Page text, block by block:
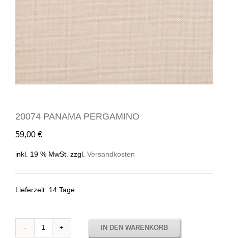
20074 PANAMA PERGAMINO
59,00 €
inkl. 19 % MwSt. zzgl. Versandkosten
Lieferzeit: 14 Tage
20074
IN DEN WARENKORB